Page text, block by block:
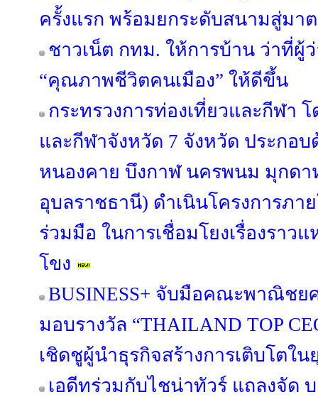
ครั้งแรก พร้อมยกระดับสนามสู่มา
ชาวเน็ต กทม. ให้การบ้าน ว่าที่
“คุณภาพชีวิตคนเมือง” ให้ดีขึ้น
กระทรวงการท่องเที่ยวและกีฬา
และกีฬาจังหวัด 7 จังหวัด ประกอบ
หนองคาย บึงกาฬ นครพนม มุกดา
อุบลราชธานี) ดำเนินโครงการภ
ร่วมมือ ในการเชื่อมโยงเรื่องราว
โขง
BUSINESS+ จับมือคณะพาณิชย
มอบรางวัล “THAILAND TOP
เชิดชูผู้นำธุรกิจสร้างการเติบโตใน
เอดีทร่วมกับไชน่าทัวร์ แถลงจัด